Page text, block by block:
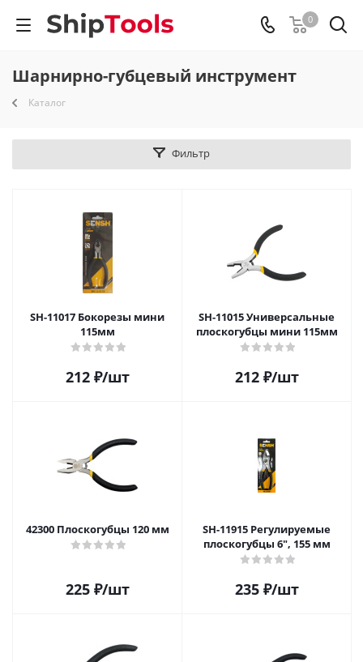
0
Шарнирно-губцевый инструмент
Каталог
Фильтр
SH-11017 Бокорезы мини
115мм
212₽/шт
SH-11015 Универсальные
плоскогубцы мини 115мм
212₽/шт
42300 Плоскогубцы 120 мм
225₽/шт
SH-11915 Регулируемые
плоскогубцы 6", 155 мм
235₽/шт